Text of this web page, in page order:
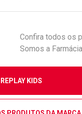
Confira todos os
Somos a
KIDS